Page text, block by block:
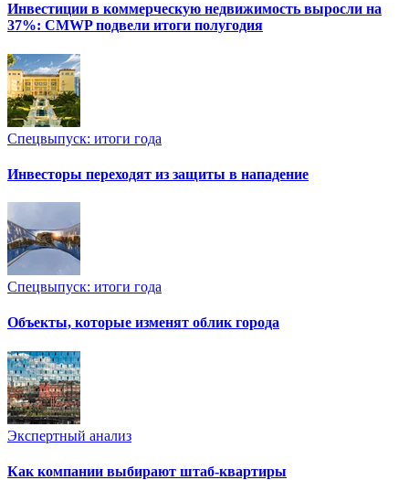
Инвестиции в коммерческую недвижимость выросли на
37%: CMWP подвели итоги полугодия
Спецвыпуск: итоги года
Инвесторы переходят из защиты в нападение
Спецвыпуск: итоги года
Объекты, которые изменят облик города
Экспертный анализ
Как компании выбирают штаб-квартиры